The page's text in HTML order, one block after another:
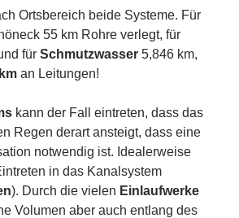
Ortsbereich beide Systeme. Für
55 km Rohre verlegt, für
für Schmutzwasser 5,846 km,
an Leitungen!
kann der Fall eintreten, dass das
Regen derart ansteigt, dass eine
notwendig ist. Idealerweise
in das Kanalsystem
). Durch die vielen Einlaufwerke
Volumen aber auch entlang des